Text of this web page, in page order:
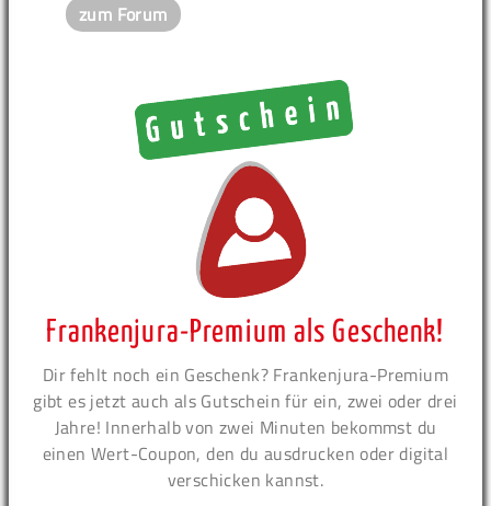
zum Forum
Frankenjura-Premium als Geschenk!
Dir fehlt noch ein Geschenk? Frankenjura-Premium
gibt es jetzt auch als Gutschein für ein, zwei oder drei
Jahre! Innerhalb von zwei Minuten bekommst du
einen Wert-Coupon, den du ausdrucken oder digital
verschicken kannst.